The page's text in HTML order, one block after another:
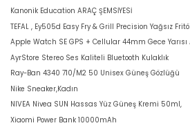
Kanonik Education ARAÇ ŞEMSİYESİ
TEFAL , Ey505d Easy Fry & Grill Precision Yağsız
Apple Watch SE GPS + Cellular 44mm Gece
AyrStore Stereo Ses Kaliteli Bluetooth Kulaklık
Ray-Ban 4340 710/M2 50 Unisex Güneş Gözlüğü
Nike Sneaker,Kadın
NIVEA Nivea SUN Hassas Yüz Güneş Kremi 50ml,
Xiaomi Power Bank 10000mAh